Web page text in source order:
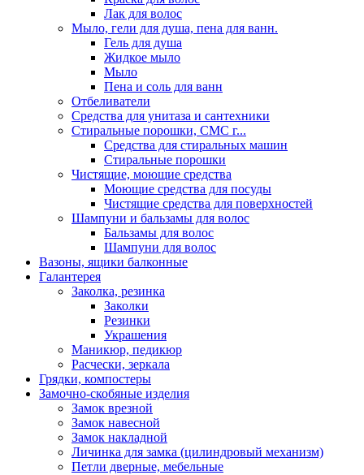
Лак для волос
Мыло, гели для душа, пена для ванн.
Гель для душа
Жидкое мыло
Мыло
Пена и соль для ванн
Отбеливатели
Средства для унитаза и сантехники
Стиральные порошки, СМС г...
Средства для стиральных машин
Стиральные порошки
Чистящие, моющие средства
Моющие средства для посуды
Чистящие средства для поверхностей
Шампуни и бальзамы для волос
Бальзамы для волос
Шампуни для волос
Вазоны, ящики балконные
Галантерея
Заколка, резинка
Заколки
Резинки
Украшения
Маникюр, педикюр
Расчески, зеркала
Грядки, компостеры
Замочно-скобяные изделия
Замок врезной
Замок навесной
Замок накладной
Личинка для замка (цилиндровый механизм)
Петли дверные, мебельные